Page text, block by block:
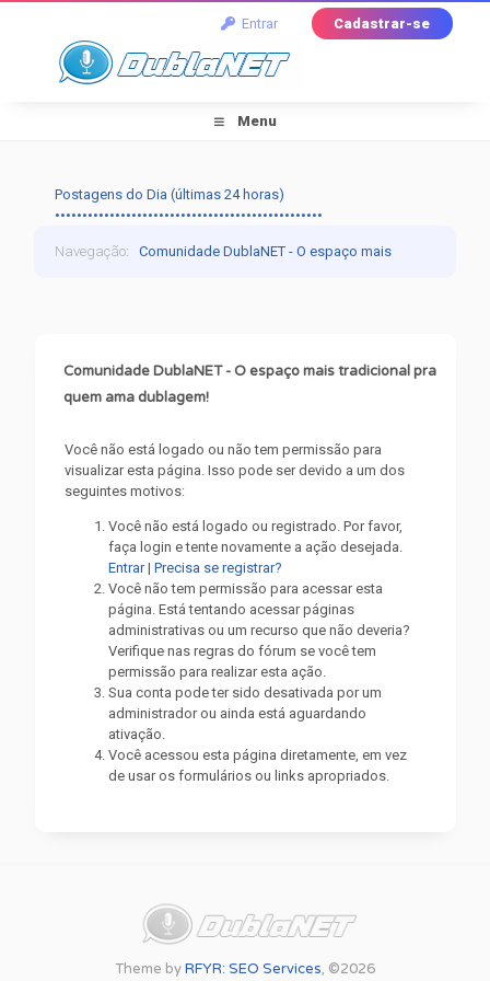
Entrar Cadastrar-se
Menu
Postagens do Dia (últimas 24 horas)
•••••••••••••••••••••••••••••••••••••••••••••••••
Navegação:Comunidade DublaNET - O espaço mais
Comunidade DublaNET - O espaço mais tradicional pra
quem ama dublagem!
Você não está logado ou não tem permissão para
visualizar esta página. Isso pode ser devido a um dos
seguintes motivos:
Você não está logado ou registrado. Por favor,
faça login e tente novamente a ação desejada.
Entrar|Precisa se registrar?
Você não tem permissão para acessar esta
página. Está tentando acessar páginas
administrativas ou um recurso que não deveria?
Verifique nas regras do fórum se você tem
permissão para realizar esta ação.
Sua conta pode ter sido desativada por um
administrador ou ainda está aguardando
ativação.
Você acessou esta página diretamente, em vez
de usar os formulários ou links apropriados.
Theme byRFYR: SEO Services, ©2026